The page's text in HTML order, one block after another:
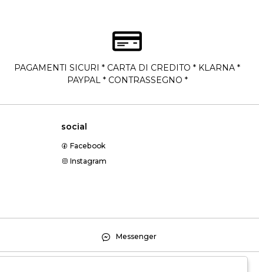
PAGAMENTI SICURI * CARTA DI CREDITO * KLARNA *
PAYPAL * CONTRASSEGNO *
social
Facebook
Instagram
Messenger